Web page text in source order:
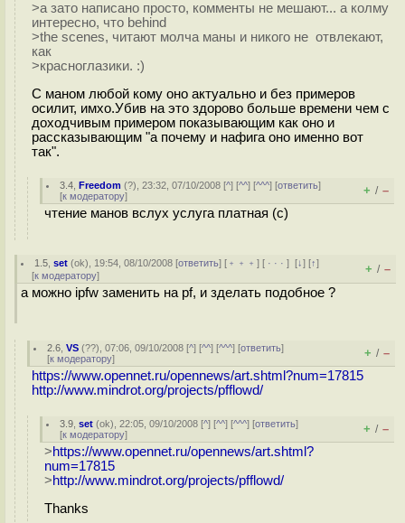
>а зато написано просто, комменты не мешают... а колму
интересно, что behind
>the scenes, читают молча маны и никого не отвлекают,
как
>красноглазики. :)
С маном любой кому оно актуально и без примеров
осилит, имхо.Убив на это здорово больше времени чем с
доходчивым примером показывающим как оно и
рассказывающим "а почему и нафига оно именно вот
так".
3.4 ,Freedom (?), 23:32, 07/10/2008 [^] [^^] [^^^] [ответить]
[к модератору] + / –
чтение манов вслух услуга платная (с)
1.5 ,set (ok), 19:54, 08/10/2008 [ответить] [ ﹢﹢﹢] [ · · ·][↓] [↑]
[к модератору] + / –
а можно ipfw заменить на pf, и зделать подобное ?
2.6 ,VS (??), 07:06, 09/10/2008 [^] [^^] [^^^] [ответить]
[к модератору] + / –
https://www.opennet.ru/opennews/art.shtml?num=17815
http://www.mindrot.org/projects/pfflowd/
3.9 ,set (ok), 22:05, 09/10/2008 [^] [^^] [^^^] [ответить]
[к модератору] + / –
>https://www.opennet.ru/opennews/art.shtml?
num=17815
>http://www.mindrot.org/projects/pfflowd/
Thanks